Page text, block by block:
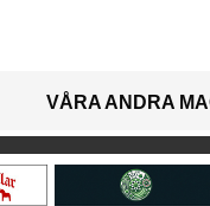
VÅRA ANDRA